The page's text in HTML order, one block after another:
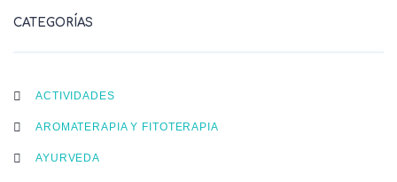
CATEGORÍAS
ACTIVIDADES
AROMATERAPIA Y FITOTERAPIA
AYURVEDA